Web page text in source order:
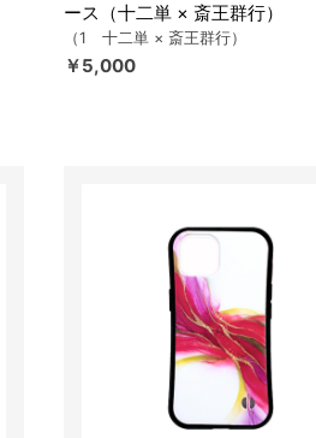
ース（十二単 × 斎王群行）
（1 十二単 × 斎王群行）
￥5,000